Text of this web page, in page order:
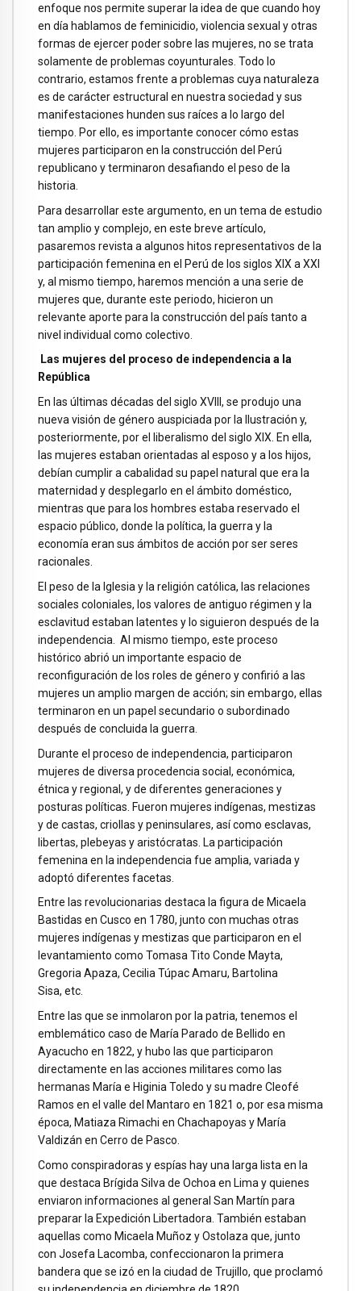
enfoque nos permite superar la idea de que cuando hoy
en día hablamos de feminicidio, violencia sexual y otras
formas de ejercer poder sobre las mujeres, no se trata
solamente de problemas coyunturales. Todo lo
contrario, estamos frente a problemas cuya naturaleza
es de carácter estructural en nuestra sociedad y sus
manifestaciones hunden sus raíces a lo largo del
tiempo. Por ello, es importante conocer cómo estas
mujeres participaron en la construcción del Perú
republicano y terminaron desafiando el peso de la
historia.
Para desarrollar este argumento, en un tema de estudio
tan amplio y complejo, en este breve artículo,
pasaremos revista a algunos hitos representativos de la
participación femenina en el Perú de los siglos XIX a XXI
y, al mismo tiempo, haremos mención a una serie de
mujeres que, durante este periodo, hicieron un
relevante aporte para la construcción del país tanto a
nivel individual como colectivo.
Las mujeres del proceso de independencia a la
República
En las últimas décadas del siglo XVIII, se produjo una
nueva visión de género auspiciada por la Ilustración y,
posteriormente, por el liberalismo del siglo XIX. En ella,
las mujeres estaban orientadas al esposo y a los hijos,
debían cumplir a cabalidad su papel natural que era la
maternidad y desplegarlo en el ámbito doméstico,
mientras que para los hombres estaba reservado el
espacio público, donde la política, la guerra y la
economía eran sus ámbitos de acción por ser seres
racionales.
El peso de la Iglesia y la religión católica, las relaciones
sociales coloniales, los valores de antiguo régimen y la
esclavitud estaban latentes y lo siguieron después de la
independencia. Al mismo tiempo, este proceso
histórico abrió un importante espacio de
reconfiguración de los roles de género y confirió a las
mujeres un amplio margen de acción; sin embargo, ellas
terminaron en un papel secundario o subordinado
después de concluida la guerra.
Durante el proceso de independencia, participaron
mujeres de diversa procedencia social, económica,
étnica y regional, y de diferentes generaciones y
posturas políticas. Fueron mujeres indígenas, mestizas
y de castas, criollas y peninsulares, así como esclavas,
libertas, plebeyas y aristócratas. La participación
femenina en la independencia fue amplia, variada y
adoptó diferentes facetas.
Entre las revolucionarias destaca la figura de Micaela
Bastidas en Cusco en 1780, junto con muchas otras
mujeres indígenas y mestizas que participaron en el
levantamiento como Tomasa Tito Conde Mayta,
Gregoria Apaza, Cecilia Túpac Amaru, Bartolina
Sisa, etc.
Entre las que se inmolaron por la patria, tenemos el
emblemático caso de María Parado de Bellido en
Ayacucho en 1822, y hubo las que participaron
directamente en las acciones militares como las
hermanas María e Higinia Toledo y su madre Cleofé
Ramos en el valle del Mantaro en 1821 o, por esa misma
época, Matiaza Rimachi en Chachapoyas y María
Valdizán en Cerro de Pasco.
Como conspiradoras y espías hay una larga lista en la
que destaca Brígida Silva de Ochoa en Lima y quienes
enviaron informaciones al general San Martín para
preparar la Expedición Libertadora. También estaban
aquellas como Micaela Muñoz y Ostolaza que, junto
con Josefa Lacomba, confeccionaron la primera
bandera que se izó en la ciudad de Trujillo, que proclamó